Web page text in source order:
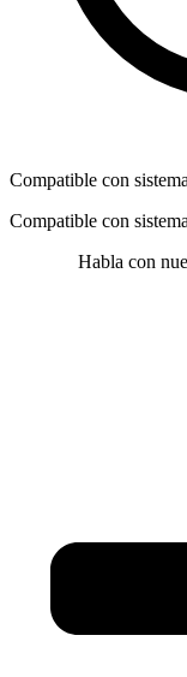
Compatible con
Compatible con
Habla con